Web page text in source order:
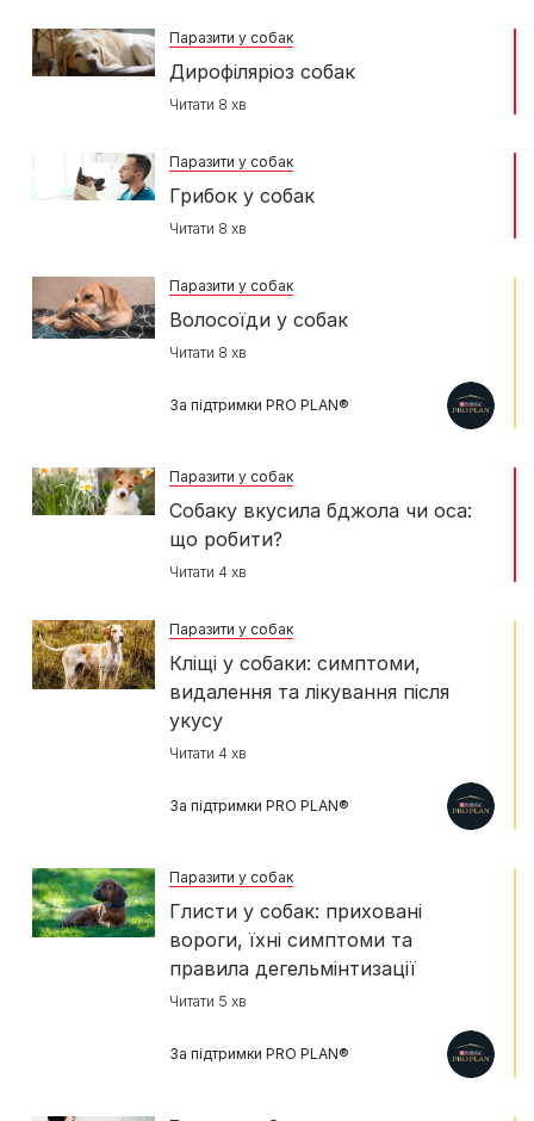
Паразити у собак
Дирофіляріоз собак
Читати 8 хв
Паразити у собак
Грибок у собак
Читати 8 хв
Паразити у собак
Волосоїди у собак
Читати 8 хв
За підтримки PRO PLAN®
Паразити у собак
Собаку вкусила бджола чи оса:
що робити?
Читати 4 хв
Паразити у собак
Кліщі у собаки: симптоми,
видалення та лікування після
укусу
Читати 4 хв
За підтримки PRO PLAN®
Паразити у собак
Глисти у собак: приховані
вороги, їхні симптоми та
правила дегельмінтизації
Читати 5 хв
За підтримки PRO PLAN®